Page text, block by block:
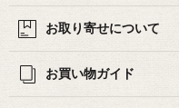
お取り寄せについて
お買い物ガイド